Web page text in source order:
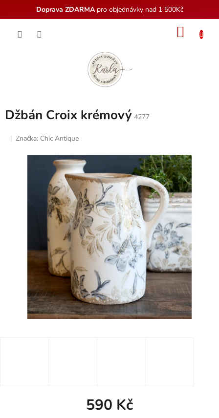
Doprava ZDARMApro objednávky nad 1 500Kč
Džbán Croix krémový 4277
Značka: Chic Antique
590 Kč